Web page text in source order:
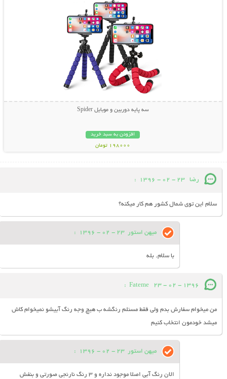
سه پایه دوربین و موبایل Spider
افزودن به سبد خرید
198000 تومان
رضا 23 - 02 - 1396
:
سلام این توی شمال کشور هم کار میکنه؟
میهن استور 23 - 02 - 1396
:
با سلام. بله
Fateme 23 - 02 - 1396
:
من میخوام سفارش بدم ولی فقط مسئلم رنگشه ب هیچ وجه رنگ آبیشو نمیخوام کاش
میشد خودمون انتخاب کنیم
میهن استور 23 - 02 - 1396
:
الان رنگ آبی اصلا موجود نداره و 3 رنگ نارنجی صورتی و بنفش